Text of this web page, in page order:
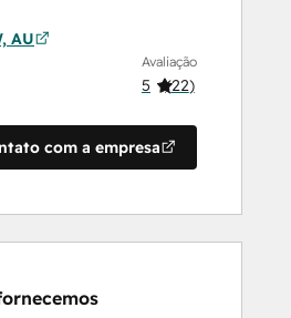
AU
Avaliação
5 (22)
com a empresa